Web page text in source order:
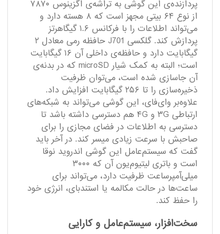
پردازنده‌ی این گوشی به تراشه‌ی اگزینوس ۷۸۷۰
از نوع ۶۴ بیتی مجهز است که ۸ هسته دارد و
می‌تواند اطلاعات را با فرکانس ۱.۶ گیگاهرتز
پردازش کند. گلکسی J701 حافظه رمی معادل ۲
گیگابایت دارد و حافظه‌ی داخلی آن ۱۶ گیگابایت
است؛ البته به کمک شیار microSD که در بدنه‌ی
آن جاسازی شده است، می‌توان ظرفیت
ذخیره‌سازی را تا ۲۵۶ گیگابایت افزایش داد.
علاوه‌بر وای‌فای، این گوشی می‌تواند به شبکه‌های
ارتباطی ۳G و ۴G هم دسترسی داشته باشد تا
دسترسی به اطلاعات در فضای مجازی را برای
صاحبش با سرعت زیادی میسر کند. در آخر باید
گفت که سیستم‌عامل این گوشی اندروید نوقا
است و باتری لیتیوم‌یون آن که ۳۰۰۰
میلی‌آمپرساعت ظرفیت دارد، می‌تواند برای
ساعت‌ها در حالت مکالمه یا استندبای، انرژی خود
را حفظ کند.
سخت‌افزار، سیستم‌عامل و کارایی